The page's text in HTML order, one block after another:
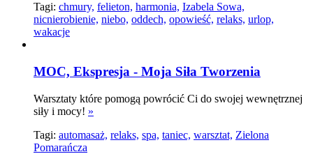
Tagi: chmury, felieton, harmonia, Izabela Sowa,
nicnierobienie, niebo, oddech, opowieść, relaks, urlop,
wakacje
MOC, Ekspresja - Moja Siła Tworzenia
Warsztaty które pomogą powrócić Ci do swojej wewnętrznej
siły i mocy! »
Tagi: automasaż, relaks, spa, taniec, warsztat, Zielona
Pomarańcza